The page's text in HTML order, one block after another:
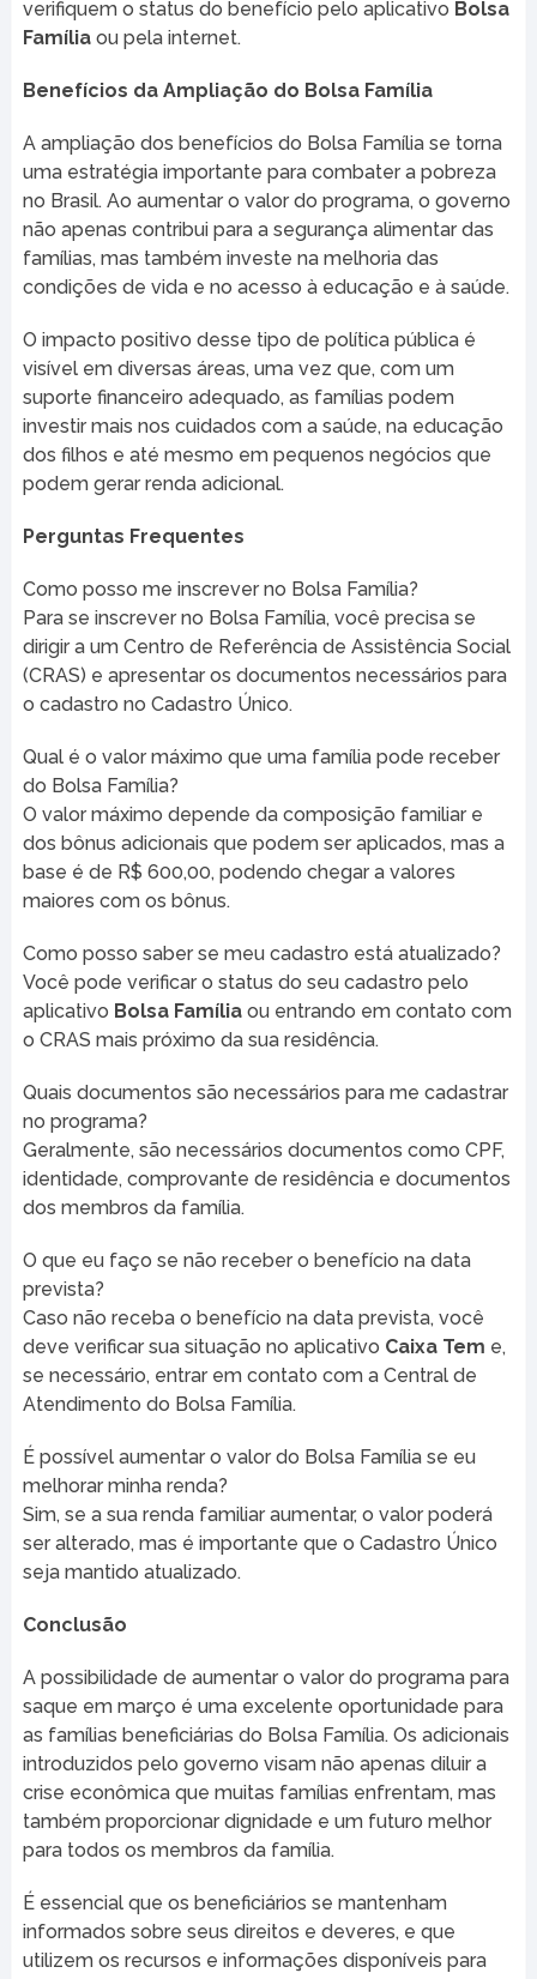
verifiquem o status do benefício pelo aplicativo Bolsa
Famíliaou pela internet.
Benefícios da Ampliação do Bolsa Família
A ampliação dos benefícios do Bolsa Família se torna
uma estratégia importante para combater a pobreza
no Brasil. Ao aumentar o valor do programa, o governo
não apenas contribui para a segurança alimentar das
famílias, mas também investe na melhoria das
condições de vida e no acesso à educação e à saúde.
O impacto positivo desse tipo de política pública é
visível em diversas áreas, uma vez que, com um
suporte financeiro adequado, as famílias podem
investir mais nos cuidados com a saúde, na educação
dos filhos e até mesmo em pequenos negócios que
podem gerar renda adicional.
Perguntas Frequentes
Como posso me inscrever no Bolsa Família?
Para se inscrever no Bolsa Família, você precisa se
dirigir a um Centro de Referência de Assistência Social
(CRAS) e apresentar os documentos necessários para
o cadastro no Cadastro Único.
Qual é o valor máximo que uma família pode receber
do Bolsa Família?
O valor máximo depende da composição familiar e
dos bônus adicionais que podem ser aplicados, mas a
base é de R$ 600,00, podendo chegar a valores
maiores com os bônus.
Como posso saber se meu cadastro está atualizado?
Você pode verificar o status do seu cadastro pelo
aplicativo Bolsa Famíliaou entrando em contato com
o CRAS mais próximo da sua residência.
Quais documentos são necessários para me cadastrar
no programa?
Geralmente, são necessários documentos como CPF,
identidade, comprovante de residência e documentos
dos membros da família.
O que eu faço se não receber o benefício na data
prevista?
Caso não receba o benefício na data prevista, você
deve verificar sua situação no aplicativo Caixa Tem e,
se necessário, entrar em contato com a Central de
Atendimento do Bolsa Família.
É possível aumentar o valor do Bolsa Família se eu
melhorar minha renda?
Sim, se a sua renda familiar aumentar, o valor poderá
ser alterado, mas é importante que o Cadastro Único
seja mantido atualizado.
Conclusão
A possibilidade de aumentar o valor do programa para
saque em março é uma excelente oportunidade para
as famílias beneficiárias do Bolsa Família. Os adicionais
introduzidos pelo governo visam não apenas diluir a
crise econômica que muitas famílias enfrentam, mas
também proporcionar dignidade e um futuro melhor
para todos os membros da família.
É essencial que os beneficiários se mantenham
informados sobre seus direitos e deveres, e que
utilizem os recursos e informações disponíveis para